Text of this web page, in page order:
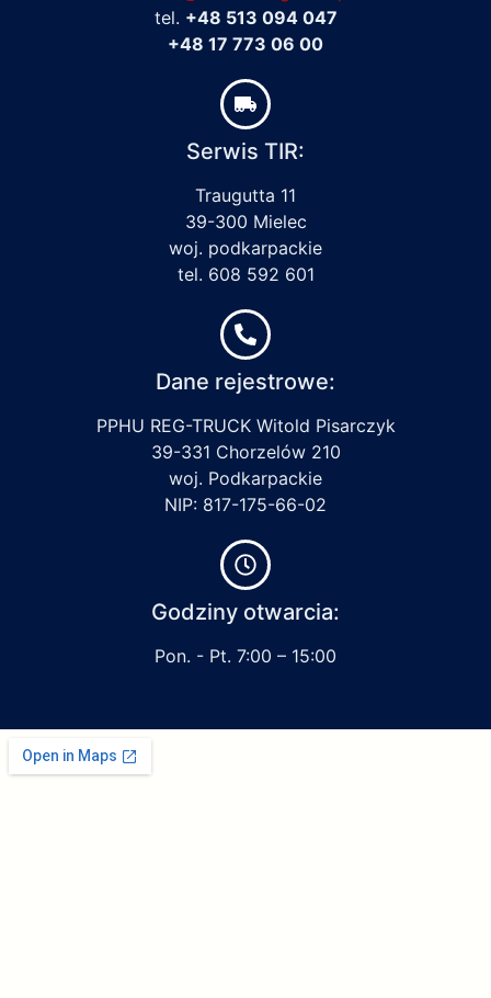
tel. +48 513 094 047
+48 17 773 06 00
Serwis TIR:
Traugutta 11
39-300 Mielec
woj. podkarpackie
tel. 608 592 601
Dane rejestrowe:
PPHU REG-TRUCK Witold Pisarczyk
39-331 Chorzelów 210
woj. Podkarpackie
NIP: 817-175-66-02
Godziny otwarcia:
Pon. - Pt. 7:00 – 15:00